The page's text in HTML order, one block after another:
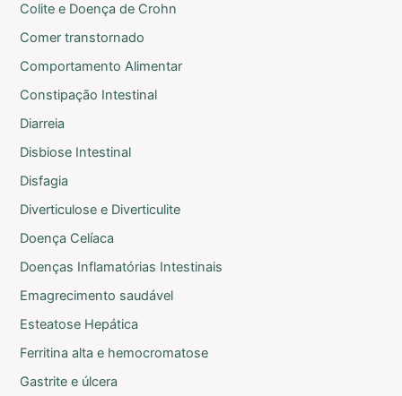
Colite e Doença de Crohn
Comer transtornado
Comportamento Alimentar
Constipação Intestinal
Diarreia
Disbiose Intestinal
Disfagia
Diverticulose e Diverticulite
Doença Celíaca
Doenças Inflamatórias Intestinais
Emagrecimento saudável
Esteatose Hepática
Ferritina alta e hemocromatose
Gastrite e úlcera